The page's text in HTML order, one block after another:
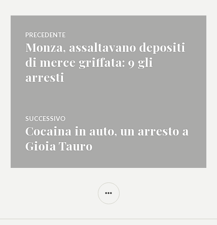
Navigazione
articoli
PRECEDENTE
Articolo
precedente:
Monza, assaltavano depositi
di merce griffata: 9 gli
arresti
SUCCESSIVO
Articolo
successivo:
Cocaina in auto, un arresto a
Gioia Tauro
BARRA